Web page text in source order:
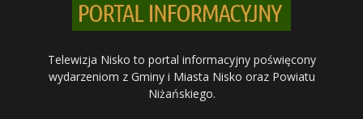
Telewizja Nisko to portal informacyjny poświęcony
wydarzeniom z Gminy i Miasta Nisko oraz Powiatu
Niżańskiego.